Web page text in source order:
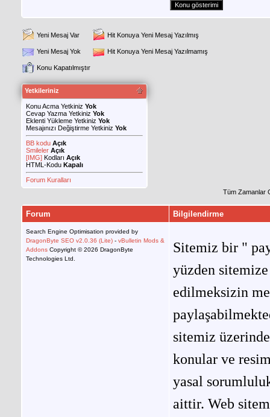
Yeni Mesaj Var Hit Konuya Yeni Mesaj Yazılmış
Yeni Mesaj Yok Hit Konuya Yeni Mesaj Yazılmamış
Konu Kapatılmıştır
Yetkileriniz
Konu Acma Yetkiniz Yok
Cevap Yazma Yetkiniz Yok
Eklenti Yükleme Yetkiniz Yok
Mesajınızı Değiştirme Yetkiniz Yok
BB kodu Açık
Smileler Açık
[IMG] Kodları Açık
HTML-Kodu Kapalı
Forum Kuralları
Tüm Zamanlar
Forum Bilgilendirme
Search Engine Optimisation provided by
DragonByte SEO v2.0.36 (Lite) - vBulletin Mods &
Addons Copyright © 2026 DragonByte
Technologies Ltd.
Sitemiz bir "
yüzden
edilmeksizin
sitemiz
konular ve
yasal
aittir. Web